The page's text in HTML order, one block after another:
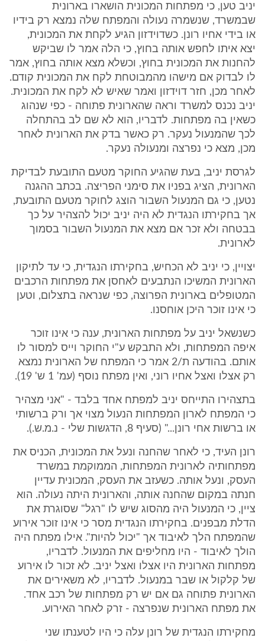
יניב טען, כי מפתחות המכונית הושארו בארונית
שבמשרד, שנשמרה נעולה והמפתח שלה נמצא רק בידיו
או בידי אחיו רונן. כשדוידזון הגיע לקחת את המכונית,
יצא איתו לחפש אותה בחוץ, כי הלה אמר לו שביקש
להחנות את המכונית בחוץ, וכשלא מצא אותה בחוץ, אמר
לו לבדוק אם מישהו מהמבוטחת לקח את המכונית קודם.
לאחר מכן, חזר דוידזון ואמר שאיש לא לקח את המכונית.
יניב נכנס למשרד וראה שהארונית פתוחה - כפי שנהוג
כשאין בה מפתחות. לדבריו, הוא לא שם לב בהתחלה
לכך שהמנעול נעקר. רק כאשר בדק את הארונית לאחר
מכן, מצא כי נפרצה ומנעולה נעקר.
לגרסת יניב, בעת שהגיע החוקר מטעם התובעת לבדיקת
הארונית, הציג בפניו את סימני הפריצה. בכתב ההגנה
נטען, כי גם המנעול השבור הוצג לחוקר מטעם התובעת,
אך בחקירתו הנגדית לא היה יניב יכול להצהיר על כך
בבטחה ולא זכר אם מצא את המנעול השבור בסמוך
לארונית.
יצויין, כי יניב לא הכחיש, בחקירתו הנגדית, כי עד לתיקון
הארונית המשיכו הנתבעים לאחסן את מפתחות הרכבים
המטופלים בארונית הפרוצה, כפי שנראה בתצלום, וטען
כי אינו זוכר היכן אוחסנו.
כשנשאל יניב על מפתחות הארונית, ענה כי אינו זוכר
איפה המפתחות, ולא התבקש ע"י החוקר וייס למסור לו
אותם. בהודעה ת/2 אמר כי המפתח של הארונית נמצא
רק אצלו ואצל אחיו רוני, ואין מפתח נוסף (עמ' 1 ש' 19).
בתצהירו התייחס יניב למפתח אחד בלבד - "אני מצהיר
כי המפתח לארון המפתחות הנעול מצוי אך ורק ברשותי
או ברשות אחי רונן..." (סעיף 8, הדגשות שלי - נ.מ.ש.).
רונן העיד, כי לאחר שהחנה ונעל את המכונית, הכניס את
מפתחותיה לארונית המפתחות, הממוקמת במשרד
העסק, ונעל אותה. כשעזב את העסק, המכונית עדיין
חנתה במקום שהחנה אותה, והארונית היתה נעולה. הוא
ציין, כי המנעול היה מהסוג שיש לו "רגל" שסוגרת את
הדלת מבפנים. בחקירתו הנגדית מסר כי אינו זוכר אירוע
שהמפתח הלך לאיבוד אך "יכול להיות". אילו מפתח היה
הולך לאיבוד - היו מחליפים את המנעול. לדבריו,
מפתחות הארונית היו אצלו ואצל יניב. לא זכור לו אירוע
של קלקול או שבר במנעול. לדבריו, לא משאירים את
הארונית פתוחה גם אם יש רק מפתחות של רכב אחד.
את מפתח הארונית שנפרצה - זרק לאחר האירוע.
מחקירתו הנגדית של רונן עלה כי היו לטענתו שני